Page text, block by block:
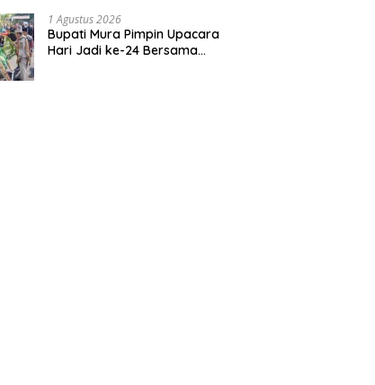
1 Agustus 2026
Bupati Mura Pimpin Upacara
Hari Jadi ke-24 Bersama